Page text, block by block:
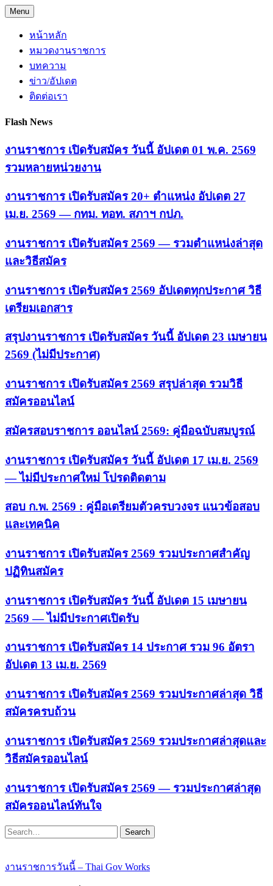
Skip
to
content
Menu
หน้าหลัก
หมวดงานราชการ
บทความ
ข่าว/อัปเดต
ติดต่อเรา
Flash News
งานราชการ เปิดรับสมัคร วันนี้ อัปเดต 01 พ.ค. 2569
รวมหลายหน่วยงาน
งานราชการ เปิดรับสมัคร 20+ ตำแหน่ง อัปเดต 27
เม.ย. 2569 — กทม. ทอท. สภาฯ กปภ.
งานราชการ เปิดรับสมัคร 2569 — รวมตำแหน่งล่าสุด
และวิธีสมัคร
งานราชการ เปิดรับสมัคร 2569 อัปเดตทุกประกาศ วิธี
เตรียมเอกสาร
สรุปงานราชการ เปิดรับสมัคร วันนี้ อัปเดต 23 เมษายน
2569 (ไม่มีประกาศ)
งานราชการ เปิดรับสมัคร 2569 สรุปล่าสุด รวมวิธี
สมัครออนไลน์
สมัครสอบราชการ ออนไลน์ 2569: คู่มือฉบับสมบูรณ์
งานราชการ เปิดรับสมัคร วันนี้ อัปเดต 17 เม.ย. 2569
— ไม่มีประกาศใหม่ โปรดติดตาม
สอบ ก.พ. 2569 : คู่มือเตรียมตัวครบวงจร แนวข้อสอบ
และเทคนิค
งานราชการ เปิดรับสมัคร 2569 รวมประกาศสำคัญ
ปฏิทินสมัคร
งานราชการ เปิดรับสมัคร วันนี้ อัปเดต 15 เมษายน
2569 — ไม่มีประกาศเปิดรับ
งานราชการ เปิดรับสมัคร 14 ประกาศ รวม 96 อัตรา
อัปเดต 13 เม.ย. 2569
งานราชการ เปิดรับสมัคร 2569 รวมประกาศล่าสุด วิธี
สมัครครบถ้วน
งานราชการ เปิดรับสมัคร 2569 รวมประกาศล่าสุดและ
วิธีสมัครออนไลน์
งานราชการ เปิดรับสมัคร 2569 — รวมประกาศล่าสุด
สมัครออนไลน์ทันใจ
Search
งานราชการวันนี้ – Thai Gov Works